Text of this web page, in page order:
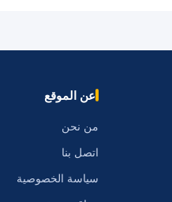
عن الموقع
من نحن
اتصل بنا
سياسة الخصوصية